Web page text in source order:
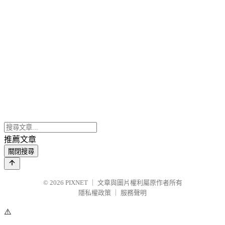
推薦文章
關閉搜尋
© 2026 PIXNET
文章與圖片權利屬原作者所有
隱私權政策
服務聲明
⚠️